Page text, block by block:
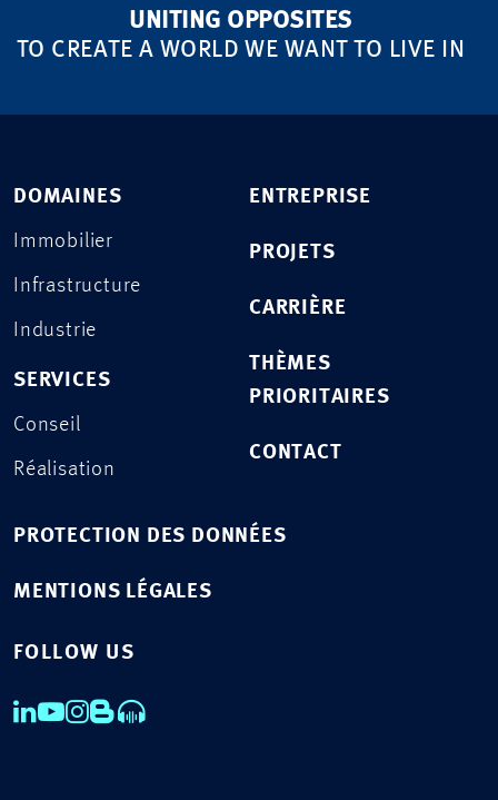
UNITING OPPOSITES
TO CREATE A WORLD WE WANT TO LIVE IN
DOMAINES
Immobilier
Infrastructure
Industrie
SERVICES
Conseil
Réalisation
ENTREPRISE
PROJETS
CARRIÈRE
THÈMES
PRIORITAIRES
CONTACT
PROTECTION DES DONNÉES
MENTIONS LÉGALES
FOLLOW US